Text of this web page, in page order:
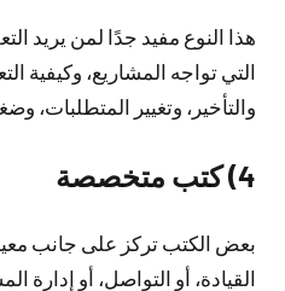
هذا النوع مفيد جدًا لمن يريد
التي تواجه المشاريع، وكيفية
والتأخير، وتغيير المتطلبات،
4) كتب متخصصة
بعض الكتب تركز على جانب
القيادة، أو التواصل، أو إدارة